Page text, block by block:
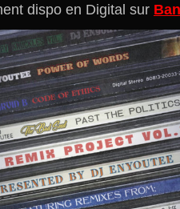
dispo en Digital sur